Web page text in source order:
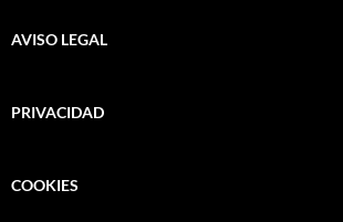
AVISO LEGAL
PRIVACIDAD
COOKIES